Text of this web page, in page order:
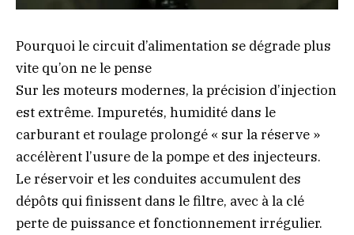
Pourquoi le circuit d’alimentation se dégrade plus
vite qu’on ne le pense
Sur les moteurs modernes, la précision d’injection
est extrême. Impuretés, humidité dans le
carburant et roulage prolongé « sur la réserve »
accélèrent l’usure de la pompe et des injecteurs.
Le réservoir et les conduites accumulent des
dépôts qui finissent dans le filtre, avec à la clé
perte de puissance et fonctionnement irrégulier.